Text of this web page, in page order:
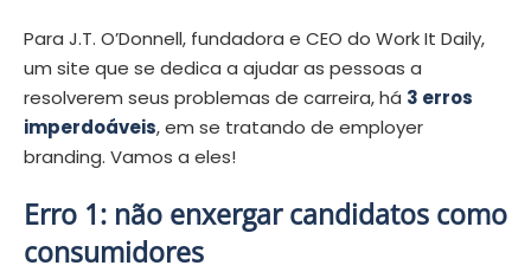
Para J.T. O’Donnell, fundadora e CEO do Work It Daily,
um site que se dedica a ajudar as pessoas a
resolverem seus problemas de carreira, há 3 erros
imperdoáveis, em se tratando de employer
branding. Vamos a eles!
Erro 1: não enxergar candidatos como
consumidores